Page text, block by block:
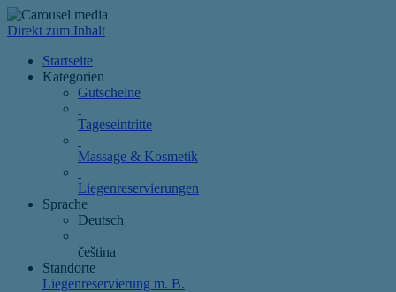
Direkt zum Inhalt
Startseite
Kategorien
Gutscheine
Tageseintritte
Massage & Kosmetik
Liegenreservierungen
Sprache
Deutsch
čeština
Standorte
Liegenreservierung m. B.